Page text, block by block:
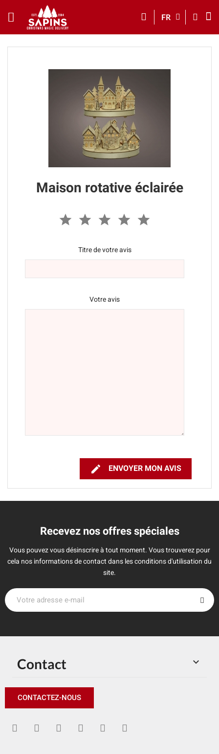
FR
Maison rotative éclairée
Titre de votre avis
Votre avis
 ENVOYER MON AVIS
Recevez nos offres spéciales
Vous pouvez vous désinscrire à tout moment. Vous trouverez pour
cela nos informations de contact dans les conditions d'utilisation du
site.

Contact
CONTACTEZ-NOUS